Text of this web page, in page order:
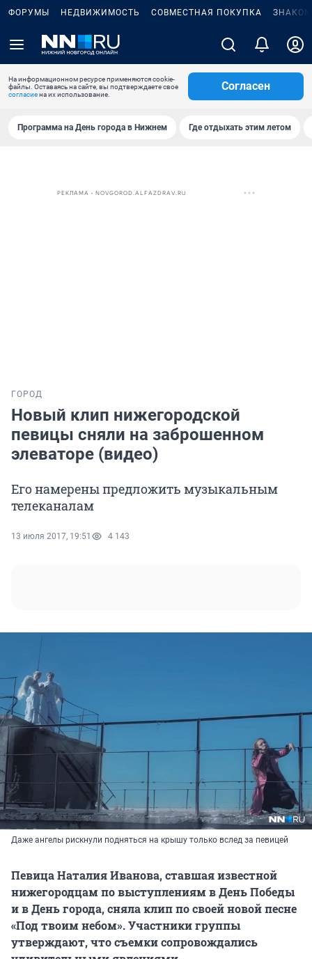
ФОРУМЫ НЕДВИЖИМОСТЬ СОВМЕСТНАЯ ПОКУПКА
На информационном ресурсе применяются cookie-
файлы. Оставаясь на сайте, вы подтверждаете свое
согласиена их использование.
Согласен
Программа на День города в Нижнем Где отдыхать этим летом
РЕКЛАМА • NOVGOROD.ALFAZDRAV.RU
ГОРОД
Новый клип нижегородской
певицы сняли на заброшенном
элеваторе (видео)
Его намерены предложить музыкальным
телеканалам
13 июля 2017, 19:51 4 143
Даже ангелы рискнули подняться на крышу только вслед за певицей
Певица Наталия Иванова, ставшая известной
нижегородцам по выступлениям в День Победы
и в День города, сняла клип по своей новой песне
«Под твоим небом». Участники группы
утверждают, что съемки сопровождались